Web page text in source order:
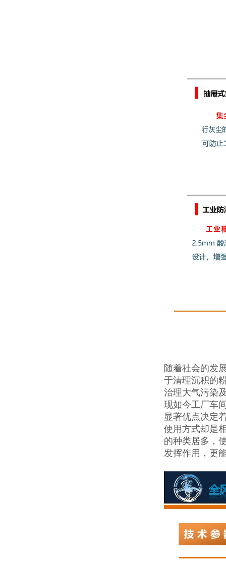
随着社会的发
于清理沉积的
治理大气污染
现如今工厂车
显著优点决定
使用方式却是
的种类居多，
发挥作用，更